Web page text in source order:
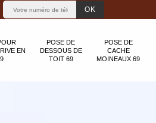
EN
POSE DE
DESSOUS DE
TOIT 69
POSE DE
CACHE
MOINEAUX 69